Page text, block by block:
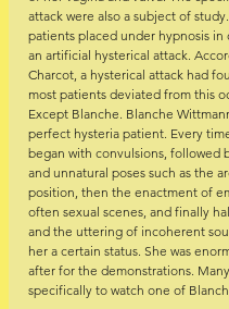
attack were also a subject of
patients placed under hypnosis
an artificial hysterical attack.
Charcot, a hysterical attack had
most patients deviated from this
Except Blanche. Blanche
perfect hysteria patient. Every
began with convulsions, followed
and unnatural poses such as the
position, then the enactment of
often sexual scenes, and finally
and the uttering of incoherent
her a certain status. She was
after for the demonstrations.
specifically to watch one of